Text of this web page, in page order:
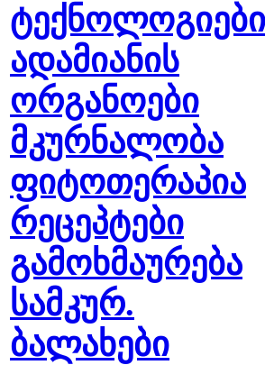
ტექნოლოგიები
ადამიანის
ორგანოები
მკურნალობა
ფიტოთერაპია
რეცეპტები
გამოხმაურება
სამკურ.
ბალახები